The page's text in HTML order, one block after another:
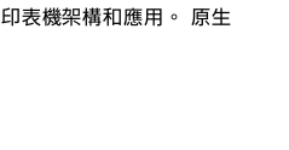
表機架構和應用。 原生